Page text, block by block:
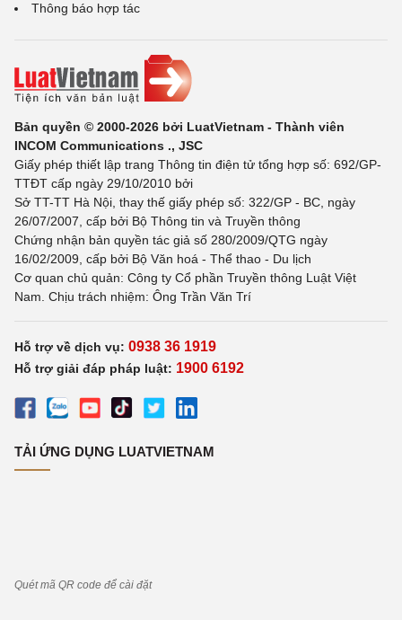
Thông báo hợp tác
Bản quyền © 2000-2026 bởi LuatVietnam - Thành viên
INCOM Communications ., JSC
Giấy phép thiết lập trang Thông tin điện tử tổng hợp số: 692/GP-
TTĐT cấp ngày 29/10/2010 bởi
Sở TT-TT Hà Nội, thay thế giấy phép số: 322/GP - BC, ngày
26/07/2007, cấp bởi Bộ Thông tin và Truyền thông
Chứng nhận bản quyền tác giả số 280/2009/QTG ngày
16/02/2009, cấp bởi Bộ Văn hoá - Thể thao - Du lịch
Cơ quan chủ quản: Công ty Cổ phần Truyền thông Luật Việt
Nam. Chịu trách nhiệm: Ông Trần Văn Trí
Hỗ trợ về dịch vụ: 0938 36 1919
Hỗ trợ giải đáp pháp luật: 1900 6192
TẢI ỨNG DỤNG LUATVIETNAM
Quét mã QR code để cài đặt